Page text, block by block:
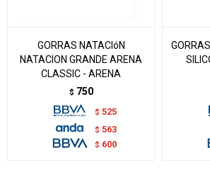
GORRAS NATACIóN
NATACION GRANDE ARENA
CLASSIC - ARENA
$ 750
$ 525
$ 563
$ 600